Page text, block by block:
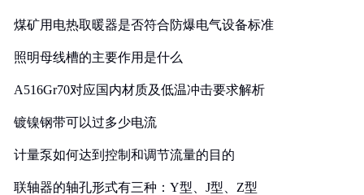
煤矿用电热取暖器是否符合防爆电气设备标准
照明母线槽的主要作用是什么
A516Gr70对应国内材质及低温冲击要求解析
镀镍钢带可以过多少电流
计量泵如何达到控制和调节流量的目的
联轴器的轴孔形式有三种：Y型、J型、Z型